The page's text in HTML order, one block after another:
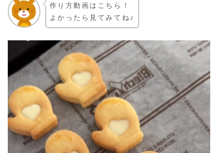
作り方動画はこちら！
よかったら見てみてね♪